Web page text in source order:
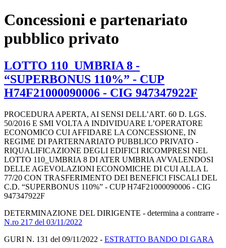
Concessioni e partenariato
pubblico privato
LOTTO 110_UMBRIA 8 -
“SUPERBONUS 110%” - CUP
H74F21000090006 - CIG 947347922F
PROCEDURA APERTA, AI SENSI DELL’ART. 60 D. LGS.
50/2016 E SMI VOLTA A INDIVIDUARE L’OPERATORE
ECONOMICO CUI AFFIDARE LA CONCESSIONE, IN
REGIME DI PARTERNARIATO PUBBLICO PRIVATO -
RIQUALIFICAZIONE DEGLI EDIFICI RICOMPRESI NEL
LOTTO 110_UMBRIA 8 DI ATER UMBRIA AVVALENDOSI
DELLE AGEVOLAZIONI ECONOMICHE DI CUI ALLA L
77/20 CON TRASFERIMENTO DEI BENEFICI FISCALI DEL
C.D. “SUPERBONUS 110%” - CUP H74F21000090006 - CIG
947347922F
DETERMINAZIONE DEL DIRIGENTE - determina a contrarre -
N.ro 217 del 03/11/2022
GURI N. 131 del 09/11/2022 - ESTRATTO BANDO DI GARA